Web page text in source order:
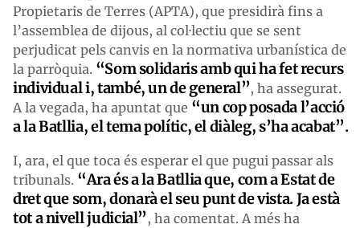
Propietaris de Terres (APTA), que presidirà fins a
l’assemblea de dijous, al col·lectiu que se sent
perjudicat pels canvis en la normativa urbanística de
la parròquia. “Som solidaris amb qui ha fet recurs
individual i, també, un de general”, ha assegurat.
A la vegada, ha apuntat que “un cop posada l’acció
a la Batllia, el tema polític, el diàleg, s’ha acabat”.
I, ara, el que toca és esperar el que pugui passar als
tribunals. “Ara és a la Batllia que, com a Estat de
dret que som, donarà el seu punt de vista. Ja està
tot a nivell judicial”, ha comentat. A més ha